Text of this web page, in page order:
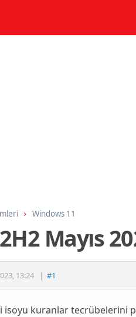
Windows 11
Mayıs
, 13:24 | #1
isoyu kuranlar tecrübelerini